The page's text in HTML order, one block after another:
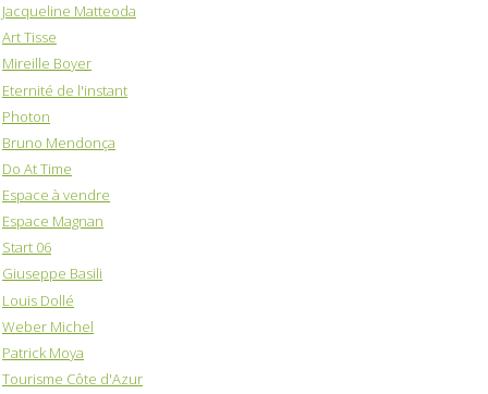
Jacqueline Matteoda
Art Tisse
Mireille Boyer
Eternité de l'instant
Photon
Bruno Mendonça
Do At Time
Espace à vendre
Espace Magnan
Start 06
Giuseppe Basili
Louis Dollé
Weber Michel
Patrick Moya
Tourisme Côte d'Azur